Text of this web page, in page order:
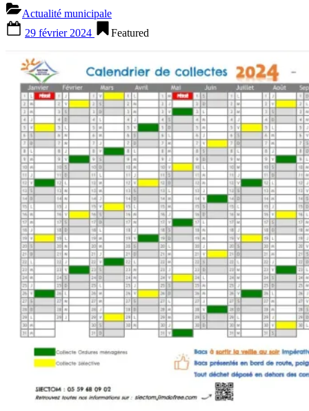
MUNICIPAL
DU
27
2024”
Actualité municipale
on
29 février 2024 Featured